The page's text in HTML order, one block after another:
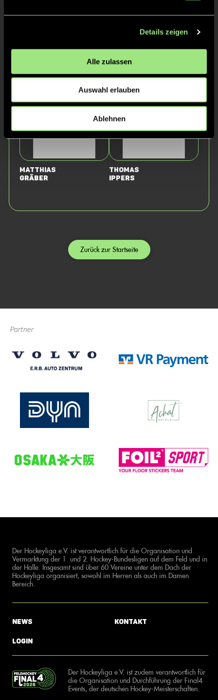
Details zeigen
Alle zulassen
Auswahl erlauben
Ablehnen
Justus
Arthit
Staff
Matthias
Gräber
Thomas
Ippers
Zurück zur Startseite
Partner
Der Hockeyliga e.V. ist verantwortlich für die Organisation und
Vermarktung der 1. und 2. Hockey-Bundesligen auf dem Feld und in
der Halle. Insgesamt sind über 60 Vereine unter dem Dach der
Hockeyliga organisiert, sowohl im Herren als auch im Damen
Bereich.
News
Login
Kontakt
Der Hockeyliga e.V. ist zudem verantwortlich für
die Organisation und Durchführung der Final4
Events, der deutschen Hockey-Meisterschaften.